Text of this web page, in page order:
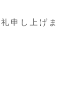
申し上げま